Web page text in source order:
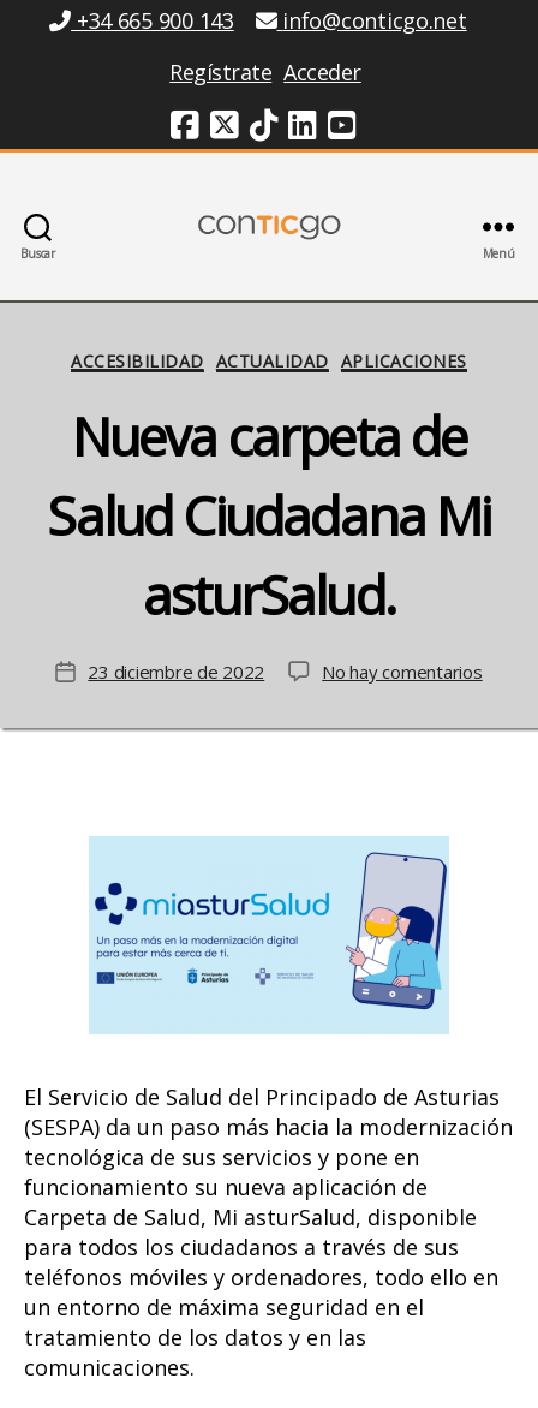
Información
+34 665 900 143
info@conticgo.net
Regístrate Acceder
Redes Sociales
Buscar Menú
Categorías
ACCESIBILIDAD ACTUALIDAD APLICACIONES
Nueva carpeta de
Salud Ciudadana Mi
asturSalud.
Fecha
la
23 diciembre de 2022 No hay comentariosen
El Servicio de Salud del Principado de Asturias
(SESPA) da un paso más hacia la modernización
tecnológica de sus servicios y pone en
funcionamiento su nueva aplicación de
Carpeta de Salud, Mi asturSalud, disponible
para todos los ciudadanos a través de sus
teléfonos móviles y ordenadores, todo ello en
un entorno de máxima seguridad en el
tratamiento de los datos y en las
comunicaciones.